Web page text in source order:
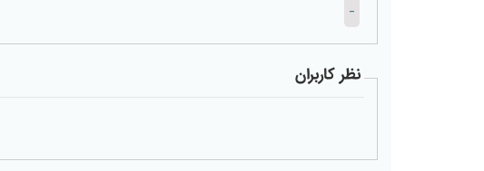
-
نظر کاربران